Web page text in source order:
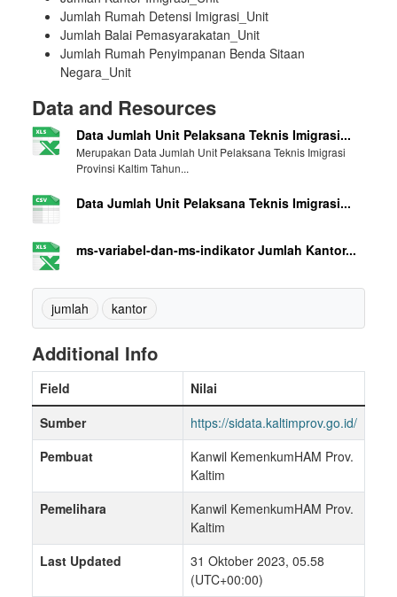
Jumlah Rumah Detensi Imigrasi_Unit
Jumlah Balai Pemasyarakatan_Unit
Jumlah Rumah Penyimpanan Benda Sitaan
Negara_Unit
Data and Resources
Data Jumlah Unit Pelaksana Teknis Imigrasi...
Merupakan Data Jumlah Unit Pelaksana Teknis Imigrasi
Provinsi Kaltim Tahun...
Data Jumlah Unit Pelaksana Teknis Imigrasi...
ms-variabel-dan-ms-indikator Jumlah Kantor...
jumlah kantor
Additional Info
Field
Nilai
Sumber
https://sidata.kaltimprov.go.id/
Pembuat
Kanwil KemenkumHAM Prov.
Kaltim
Pemelihara
Kanwil KemenkumHAM Prov.
Kaltim
Last Updated
31 Oktober 2023, 05.58
(UTC+00:00)